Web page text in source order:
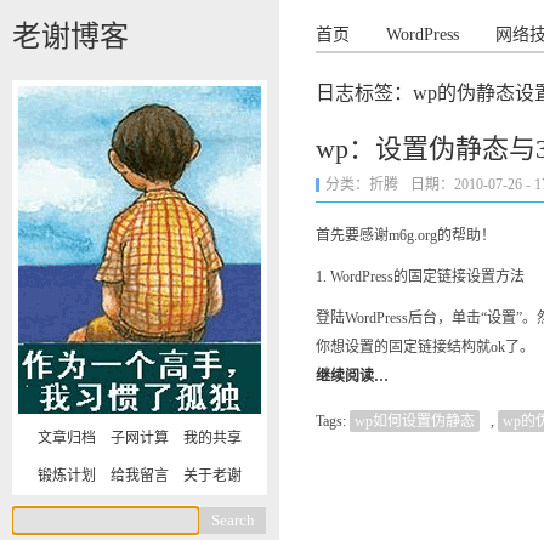
老谢博客 首页 WordPress 网络
日志标签：wp的伪静态设
wp：设置伪静态与
分类： 折腾 日期：2010-07-26 -
首先要感谢m6g.org的帮助！
1. WordPress的固定链接设置方法
登陆WordPress后台，单击“设置”
你想设置的固定链接结构就ok了。
继续阅读…
Tags: wp如何设置伪静态 , wp的
文章归档
子网计算 我的共享
锻炼计划 给我留言 关于老谢